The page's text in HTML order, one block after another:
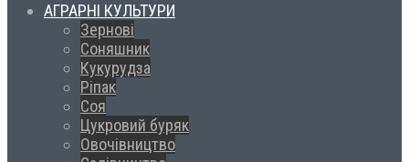
АГРАРНІ КУЛЬТУРИ
Зернові
Соняшник
Кукурудза
Ріпак
Соя
Цукровий буряк
Овочівництво